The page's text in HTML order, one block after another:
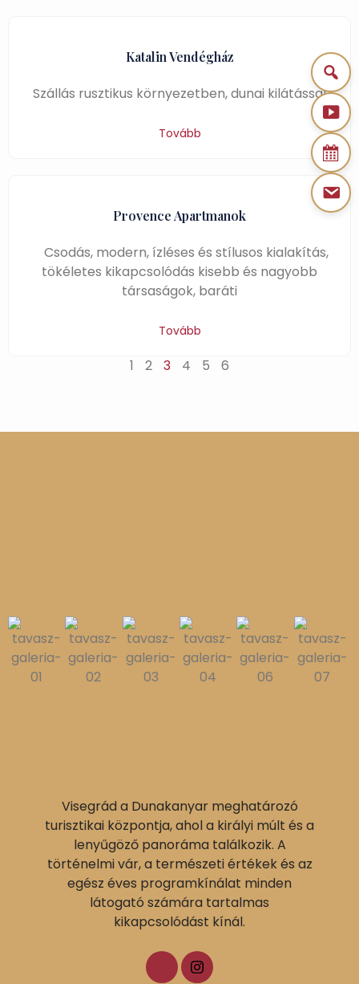
Katalin Vendégház
Szállás rusztikus környezetben, dunai kilátással
Tovább
Provence Apartmanok
Csodás, modern, ízléses és stílusos kialakítás,
tökéletes kikapcsolódás kisebb és nagyobb
társaságok, baráti
Tovább
1 2 3 4 5 6
Visegrád a Dunakanyar meghatározó
turisztikai központja, ahol a királyi múlt és a
lenyűgöző panoráma találkozik. A
történelmi vár, a természeti értékek és az
egész éves programkínálat minden
látogató számára tartalmas
kikapcsolódást kínál.